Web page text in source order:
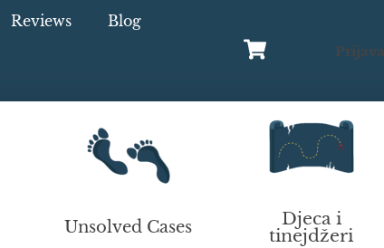
Reviews Blog
Prijava
Unsolved Cases
Djeca i
tinejdžeri